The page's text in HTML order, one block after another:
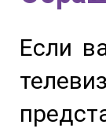
Если